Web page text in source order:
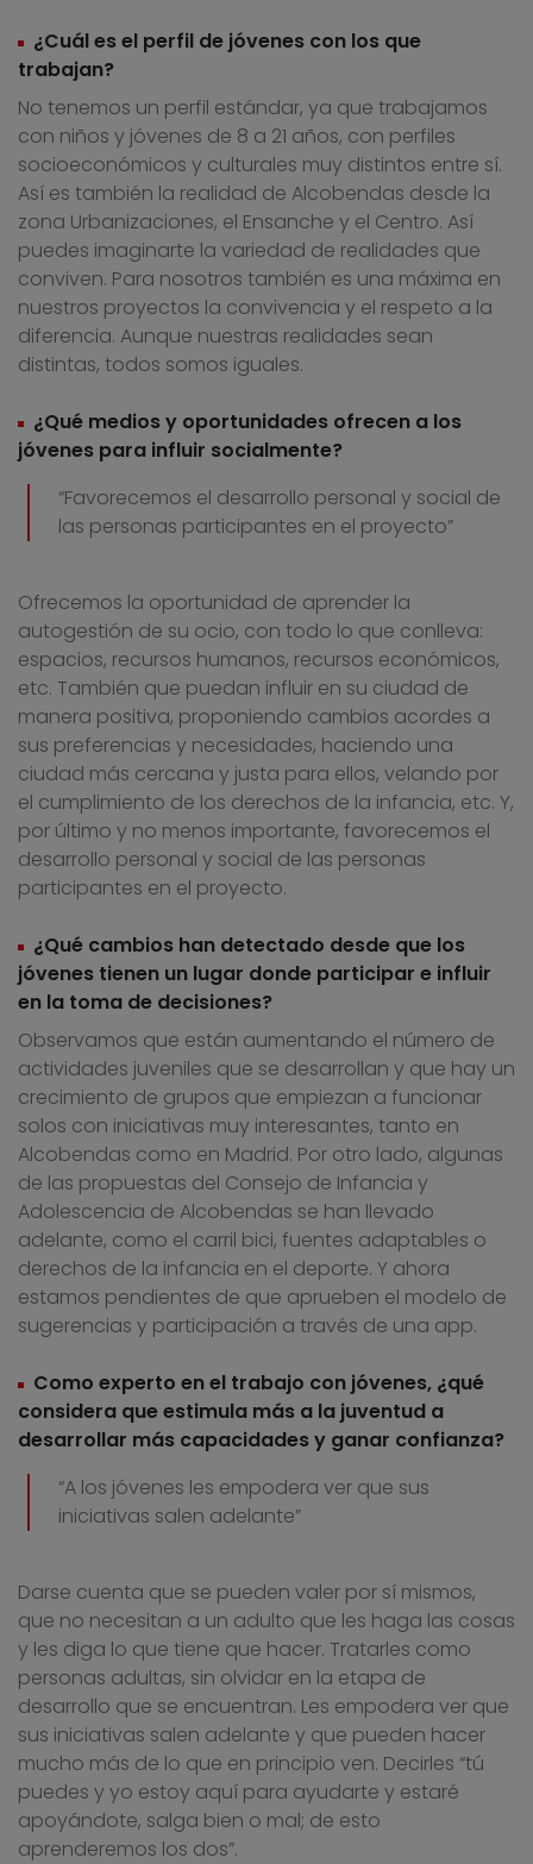
¿Cuál es el perfil de jóvenes con los que
trabajan?
No tenemos un perfil estándar, ya que trabajamos
con niños y jóvenes de 8 a 21 años, con perfiles
socioeconómicos y culturales muy distintos entre sí.
Así es también la realidad de Alcobendas desde la
zona Urbanizaciones, el Ensanche y el Centro. Así
puedes imaginarte la variedad de realidades que
conviven. Para nosotros también es una máxima en
nuestros proyectos la convivencia y el respeto a la
diferencia. Aunque nuestras realidades sean
distintas, todos somos iguales.
¿Qué medios y oportunidades ofrecen a los
jóvenes para influir socialmente?
“Favorecemos el desarrollo personal y social de
las personas participantes en el proyecto”
Ofrecemos la oportunidad de aprender la
autogestión de su ocio, con todo lo que conlleva:
espacios, recursos humanos, recursos económicos,
etc. También que puedan influir en su ciudad de
manera positiva, proponiendo cambios acordes a
sus preferencias y necesidades, haciendo una
ciudad más cercana y justa para ellos, velando por
el cumplimiento de los derechos de la infancia, etc. Y,
por último y no menos importante, favorecemos el
desarrollo personal y social de las personas
participantes en el proyecto.
¿Qué cambios han detectado desde que los
jóvenes tienen un lugar donde participar e influir
en la toma de decisiones?
Observamos que están aumentando el número de
actividades juveniles que se desarrollan y que hay un
crecimiento de grupos que empiezan a funcionar
solos con iniciativas muy interesantes, tanto en
Alcobendas como en Madrid. Por otro lado, algunas
de las propuestas del Consejo de Infancia y
Adolescencia de Alcobendas se han llevado
adelante, como el carril bici, fuentes adaptables o
derechos de la infancia en el deporte. Y ahora
estamos pendientes de que aprueben el modelo de
sugerencias y participación a través de una app.
Como experto en el trabajo con jóvenes, ¿qué
considera que estimula más a la juventud a
desarrollar más capacidades y ganar confianza?
“A los jóvenes les empodera ver que sus
iniciativas salen adelante”
Darse cuenta que se pueden valer por sí mismos,
que no necesitan a un adulto que les haga las cosas
y les diga lo que tiene que hacer. Tratarles como
personas adultas, sin olvidar en la etapa de
desarrollo que se encuentran. Les empodera ver que
sus iniciativas salen adelante y que pueden hacer
mucho más de lo que en principio ven. Decirles “tú
puedes y yo estoy aquí para ayudarte y estaré
apoyándote, salga bien o mal; de esto
aprenderemos los dos”.